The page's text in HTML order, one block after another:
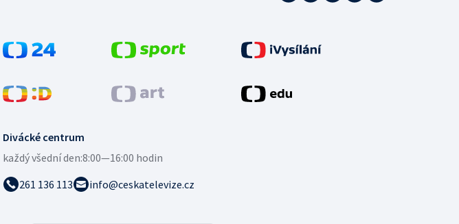
Divácké centrum
každý všední den:8:00—16:00 hodin
261 136 113
info@ceskatelevize.cz